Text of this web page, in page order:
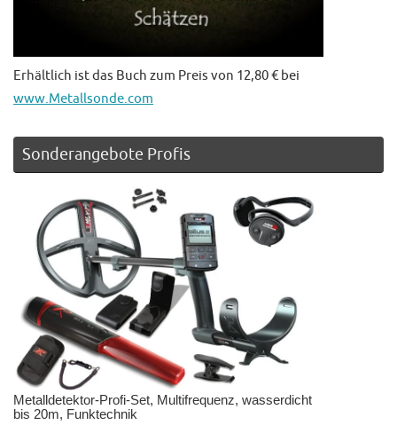
Erhältlich ist das Buch zum Preis von 12,80 € bei
www.Metallsonde.com
Sonderangebote Profis
Metalldetektor-Profi-Set, Multifrequenz, wasserdicht
bis 20m, Funktechnik